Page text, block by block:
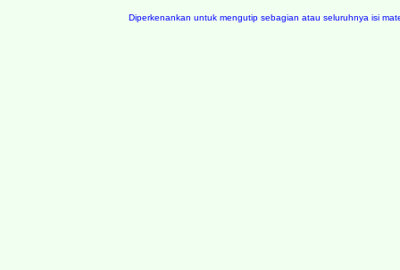
Diperkenankan untuk mengutip sebagian atau seluruhnya isi